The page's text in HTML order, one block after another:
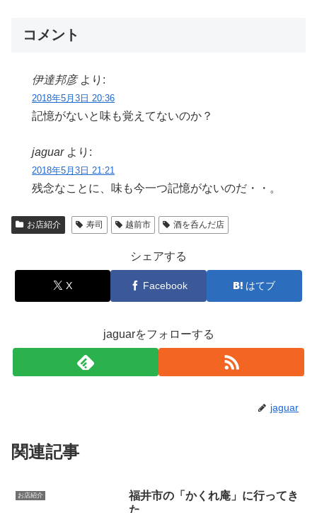
コメント
伊達邦彦 より:
2018年5月3日 20:36
記憶がないと味も覚えてないのか？
jaguar より:
2018年5月3日 21:21
残念なことに、味も今一つ記憶がないのだ・・。
お店紹介 寿司 越前市 酒を呑んだ店
シェアする
X Facebook はてブ
jaguarをフォローする
jaguar
関連記事
お店紹介
福井市の「かくれ庵」に行ってき
た